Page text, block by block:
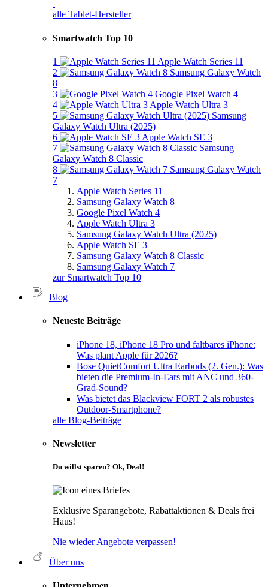
alle Tablet-Hersteller
Smartwatch Top 10
1
Apple Watch Series 11
2
Samsung Galaxy Watch
8
3
Google Pixel Watch 4
4
Apple Watch Ultra 3
5
Samsung
Galaxy Watch Ultra (2025)
6
Apple Watch SE 3
7
Samsung
Galaxy Watch 8 Classic
8
Samsung Galaxy Watch
7
Apple Watch Series 11
Samsung Galaxy Watch 8
Google Pixel Watch 4
Apple Watch Ultra 3
Samsung Galaxy Watch Ultra (2025)
Apple Watch SE 3
Samsung Galaxy Watch 8 Classic
Samsung Galaxy Watch 7
zur Smartwatch Top 10
Blog
Neueste Beiträge
iPhone 18, iPhone 18 Pro und faltbares iPhone:
Was plant Apple für 2026?
Bose QuietComfort Ultra Earbuds (2. Gen.): Was
bieten die Premium-In-Ears mit ANC und 360-
Grad-Sound?
Was bietet das Blackview FORT 2 als robustes
Outdoor-Smartphone?
alle Blog-Beiträge
Newsletter
Du willst sparen? Ok, Deal!
Exklusive Sparangebote, Rabattaktionen & Deals frei
Haus!
Nie wieder Angebote verpassen!
Über uns